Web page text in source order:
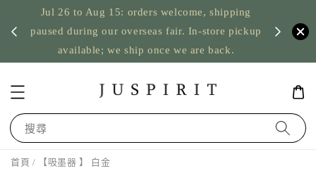
Jul 26 to Aug 15: orders welcome, shipping
paused during our overseas fair. In-store pickup
available; we ship once we are back.
US
搜尋
首頁 / 【吸墨器 】 白金